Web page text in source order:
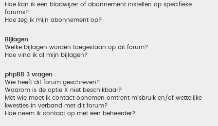
Hoe kan ik een bladwijzer of abonnement instellen op specifieke
forums?
Hoe zeg ik mijn abonnement op?
Bijlagen
Welke bijlagen worden toegestaan op dit forum?
Hoe vind ik al mijn bijlagen?
phpBB 3 vragen
Wie heeft dit forum geschreven?
Waarom is de optie X niet beschikbaar?
Met wie moet ik contact opnemen omtrent misbruik en/of wettelijke
kwesties in verband met dit forum?
Hoe neem ik contact op met een beheerder?